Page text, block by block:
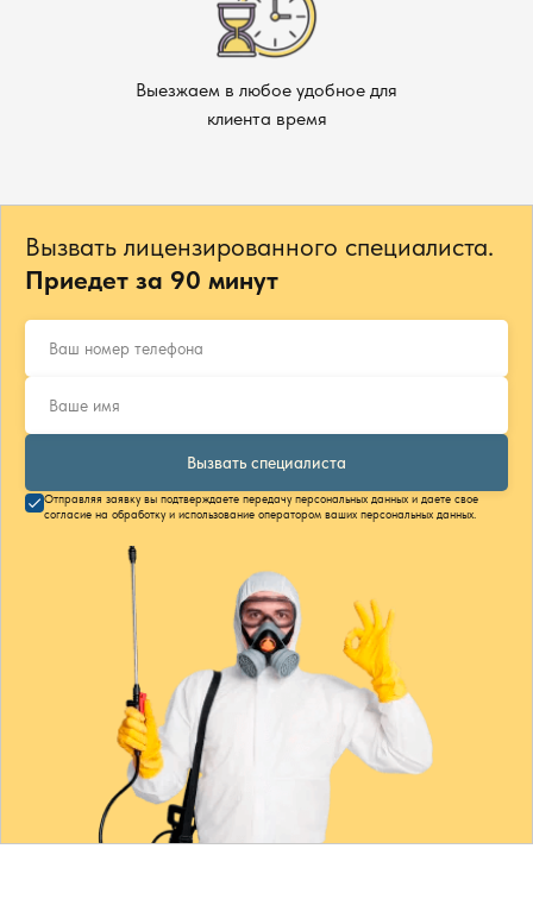
Выезжаем в любое удобное для
клиента время
Вызвать лицензированного специалиста.
Приедет за 90 минут
Вызвать специалиста
Отправляя заявку вы подтверждаете передачу персональных данных и даете свое
согласие на обработку и использование оператором ваших персональных данных.